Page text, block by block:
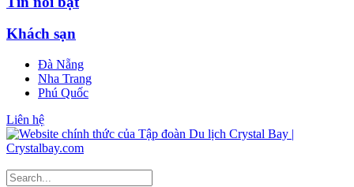
Khách sạn
Đà Nẵng
Nha Trang
Phú Quốc
Liên hệ